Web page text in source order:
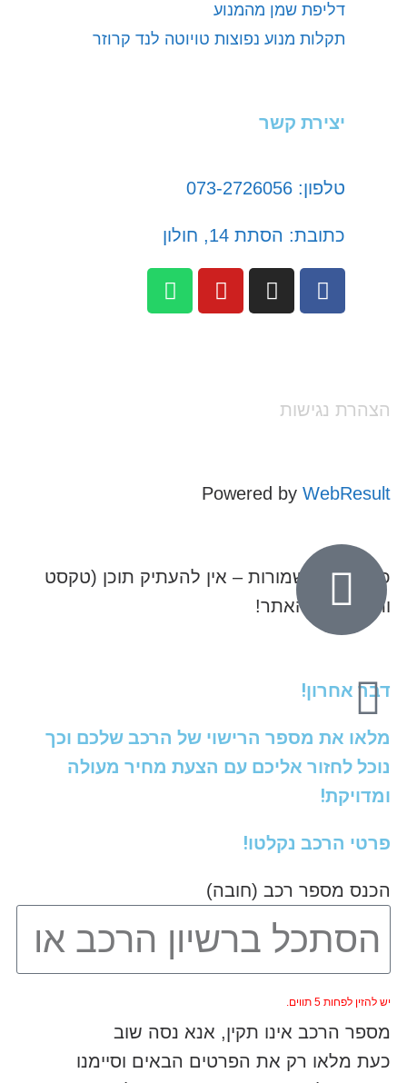
דליפת שמן מהמנוע
תקלות מנוע נפוצות טויוטה לנד קרוזר
יצירת קשר
טלפון: 073-2726056
כתובת: הסתת 14, חולון
הצהרת נגישות
Powered byWebResult
כל הזכויות שמורות – אין להעתיק תוכן (טקסט
ותמונות) מהאתר!
דבר אחרון!
מלאו את מספר הרישוי של הרכב שלכם וכך
נוכל לחזור אליכם עם הצעת מחיר מעולה
ומדויקת!
פרטי הרכב נקלטו!
הכנס מספר רכב (חובה)
יש להזין לפחות 5 תווים.
מספר הרכב אינו תקין, אנא נסה שוב
כעת מלאו רק את הפרטים הבאים וסיימנו